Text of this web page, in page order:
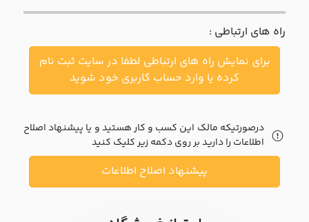
اخبار
پرسش
متداول
خواست
راه های ارتباطی :
برای نمایش راه های ارتباطی لطفا در سایت ثبت نام
کرده یا وارد حساب کاربری خود شوید
درصورتیکه مالک این کسب و کار هستید و یا پیشنهاد اصلاح
اطلاعات را دارید بر روی دکمه زیر کلیک کنید
پیشنهاد اصلاح اطلاعات